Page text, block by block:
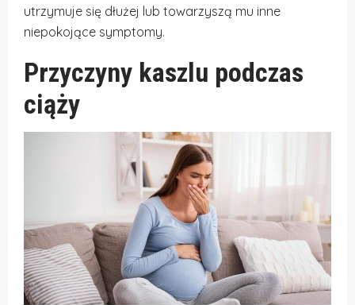
utrzymuje się dłużej lub towarzyszą mu inne
niepokojące symptomy.
Przyczyny kaszlu podczas
ciąży